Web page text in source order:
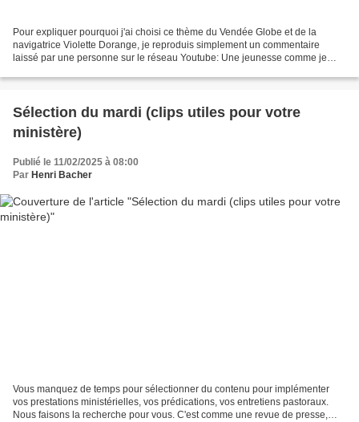
Pour expliquer pourquoi j'ai choisi ce thème du Vendée Globe et de la
navigatrice Violette Dorange, je reproduis simplement un commentaire
laissé par une personne sur le réseau Youtube: Une jeunesse comme je
Sélection du mardi (clips utiles pour votre
ministère)
Publié le 11/02/2025 à 08:00
Par Henri Bacher
Vous manquez de temps pour sélectionner du contenu pour implémenter
vos prestations ministérielles, vos prédications, vos entretiens pastoraux.
Nous faisons la recherche pour vous. C'est comme une revue de presse,